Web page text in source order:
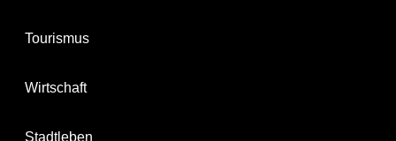
Tourismus
Wirtschaft
Stadtleben